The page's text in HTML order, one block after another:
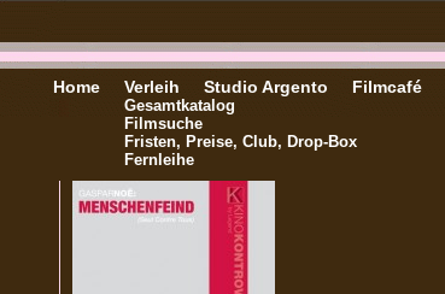
Home Verleih
Gesamtkatalog
Filmsuche
Fristen, Preise, Club, Drop-Box
Fernleihe
Studio Argento Filmcafé